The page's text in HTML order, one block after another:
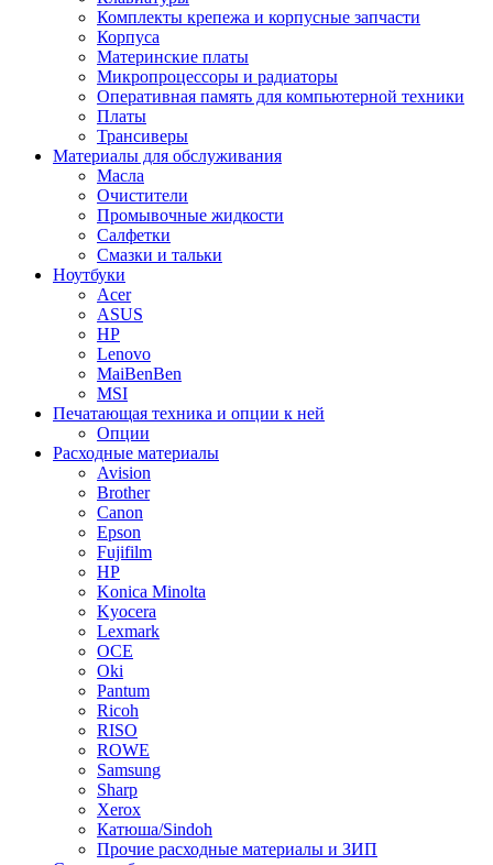
Комплекты крепежа и корпусные запчасти
Корпуса
Материнские платы
Микропроцессоры и радиаторы
Оперативная память для компьютерной техники
Платы
Трансиверы
Материалы для обслуживания
Масла
Очистители
Промывочные жидкости
Салфетки
Смазки и тальки
Ноутбуки
Acer
ASUS
HP
Lenovo
MaiBenBen
MSI
Печатающая техника и опции к ней
Опции
Расходные материалы
Avision
Brother
Canon
Epson
Fujifilm
HP
Konica Minolta
Kyocera
Lexmark
OCE
Oki
Pantum
Ricoh
RISO
ROWE
Samsung
Sharp
Xerox
Катюша/Sindoh
Прочие расходные материалы и ЗИП